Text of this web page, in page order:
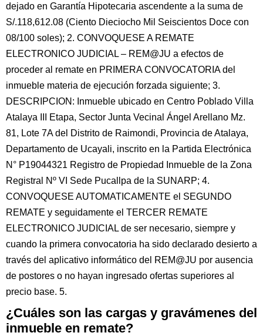
dejado en Garantía Hipotecaria ascendente a la suma de
S/.118,612.08 (Ciento Dieciocho Mil Seiscientos Doce con
08/100 soles); 2. CONVOQUESE A REMATE
ELECTRONICO JUDICIAL – REM@JU a efectos de
proceder al remate en PRIMERA CONVOCATORIA del
inmueble materia de ejecución forzada siguiente; 3.
DESCRIPCION: Inmueble ubicado en Centro Poblado Villa
Atalaya III Etapa, Sector Junta Vecinal Ángel Arellano Mz.
81, Lote 7A del Distrito de Raimondi, Provincia de Atalaya,
Departamento de Ucayali, inscrito en la Partida Electrónica
N° P19044321 Registro de Propiedad Inmueble de la Zona
Registral Nº VI Sede Pucallpa de la SUNARP; 4.
CONVOQUESE AUTOMATICAMENTE el SEGUNDO
REMATE y seguidamente el TERCER REMATE
ELECTRONICO JUDICIAL de ser necesario, siempre y
cuando la primera convocatoria ha sido declarado desierto a
través del aplicativo informático del REM@JU por ausencia
de postores o no hayan ingresado ofertas superiores al
precio base. 5.
¿Cuáles son las cargas y gravámenes del
inmueble en remate?